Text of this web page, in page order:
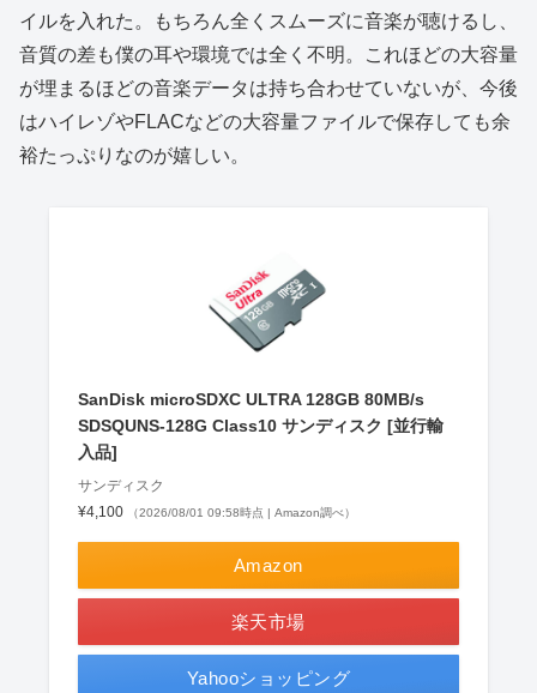
イルを入れた。もちろん全くスムーズに音楽が聴けるし、
音質の差も僕の耳や環境では全く不明。これほどの大容量
が埋まるほどの音楽データは持ち合わせていないが、今後
はハイレゾやFLACなどの大容量ファイルで保存しても余
裕たっぷりなのが嬉しい。
SanDisk microSDXC ULTRA 128GB 80MB/s
SDSQUNS-128G Class10 サンディスク [並行輸
入品]
サンディスク
¥4,100
（2026/08/01 09:58時点 | Amazon調べ）
Amazon
楽天市場
Yahooショッピング